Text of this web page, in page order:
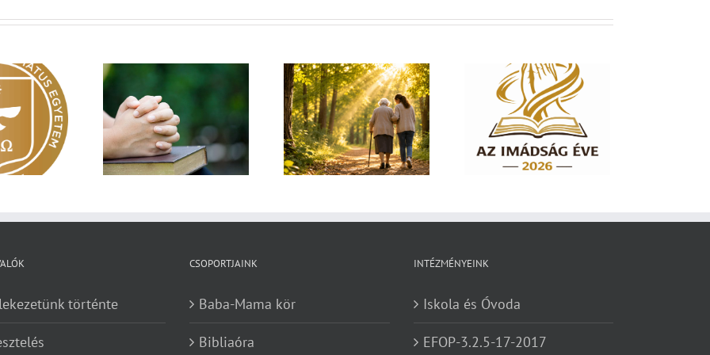
üzenet –
Zsoltárok 149
Egy fa kidől, messze
hangzik. Nő az erdő, ki
hallja? – Diakónusok
vasárnapja – II. rész
Imádság éve 2026 – El
nem hagylak téged
történte
CSOPORTJAINK
Baba-Mama kör
Bibliaóra
INTÉZMÉNYEINK
Iskola és Óvoda
EFOP-3.2.5-17-2017